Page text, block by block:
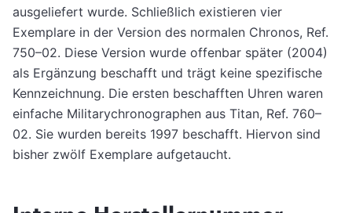
ausgeliefert wurde. Schließlich existieren vier
Exemplare in der Version des normalen Chronos, Ref.
750–02. Diese Version wurde offenbar später (2004)
als Ergänzung beschafft und trägt keine spezifische
Kennzeichnung. Die ersten beschafften Uhren waren
einfache Militarychronographen aus Titan, Ref. 760–
02. Sie wurden bereits 1997 beschafft. Hiervon sind
bisher zwölf Exemplare aufgetaucht.